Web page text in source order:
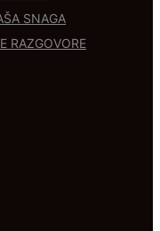
SNAGA
RAZGOVORE